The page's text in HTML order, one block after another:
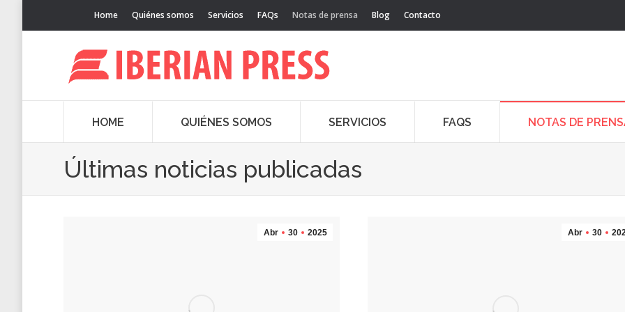
Home Quiénes somos Servicios FAQs Notas de prensa Blog Contacto
HOME QUIÉNES SOMOS SERVICIOS FAQS NOTAS DE
Últimas noticias publicadas
Abr 30 2025 Abr 30